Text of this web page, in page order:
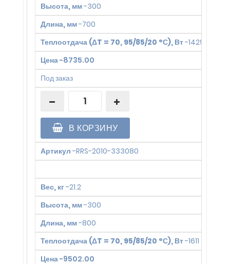
Высота, мм-300
Длина, мм-700
Теплоотдача (ΔT = 70, 95/85/20 °С), Вт-1429
Цена-8735.00
Под заказ
В КОРЗИНУ
Артикул -RRS-2010-333080
Вес, кг-21.2
Высота, мм-300
Длина, мм-800
Теплоотдача (ΔT = 70, 95/85/20 °С), Вт-1611
Цена-9502.00